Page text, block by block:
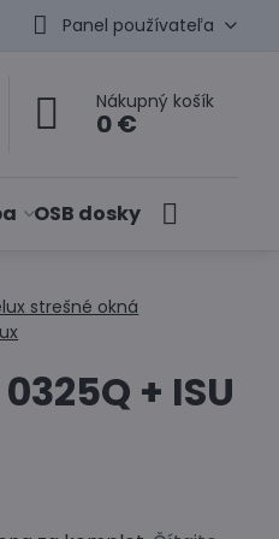
Panel používateľa
Nákupný košík
0 €
OSB dosky
strešné okná
+ ISU